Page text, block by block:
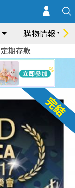
購物情報
定期存款